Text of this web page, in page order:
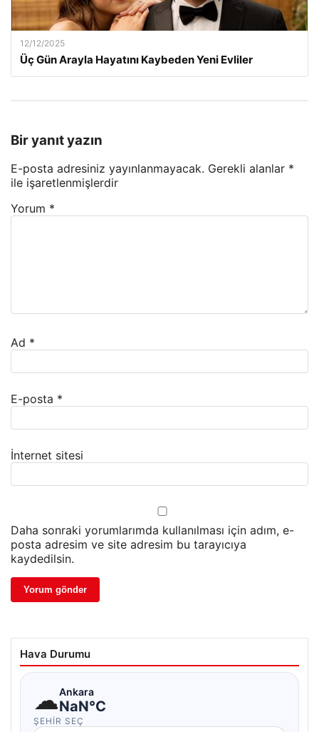
12/12/2025
Üç Gün Arayla Hayatını Kaybeden Yeni Evliler
Bir yanıt yazın
E-posta adresiniz yayınlanmayacak. Gerekli alanlar *
ile işaretlenmişlerdir
Yorum *
Ad *
E-posta *
İnternet sitesi
Daha sonraki yorumlarımda kullanılması için adım, e-
posta adresim ve site adresim bu tarayıcıya
kaydedilsin.
Hava Durumu
☁Ankara
NaN°C
ŞEHIR SEÇ